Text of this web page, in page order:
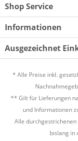
Shop Service
Informationen
Ausgezeichnet
* Alle Preise inkl.
** Gilt für Lieferungen
und Informationen
Alle durchgestrichenen
bislang in